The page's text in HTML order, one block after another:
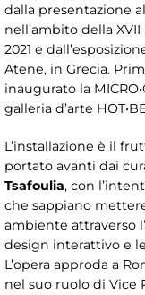
dalla presentazione
nell’ambito della
2021 e
Atene, in Grecia.
inaugurato la
galleria d’arte
L’installazione è il
portato avanti dai
Tsafoulia, con
che sappiano
ambiente attraverso
design interattivo e
L’opera approda a
nel suo ruolo di Vice